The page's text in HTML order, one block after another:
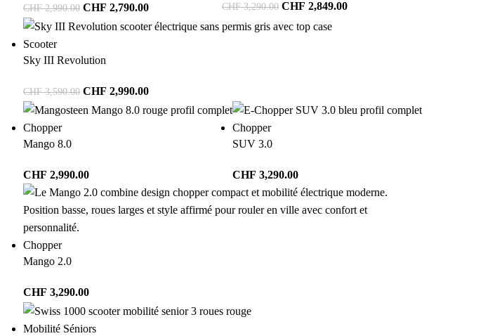
CHF2,990.00 CHF 2,790.00 CHF3,290.00 CHF 2,849.00
Scooter
Sky III Revolution
CHF3,590.00 CHF 2,990.00
Chopper
Mango 8.0
CHF 2,990.00
Chopper
SUV 3.0
CHF 3,290.00
Chopper
Mango 2.0
CHF 3,290.00
Mobilité Séniors